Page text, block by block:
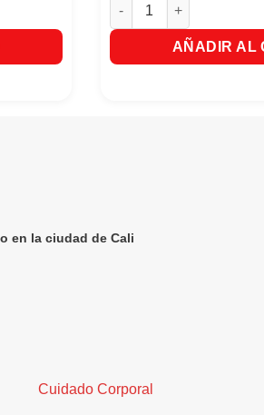
AÑADIR AL
en la ciudad de Cali
Cuidado Corporal